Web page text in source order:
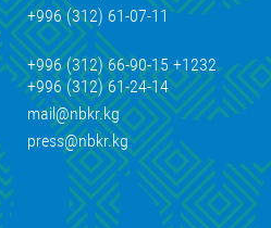
+996 (312) 61-07-11
+996 (312) 66-90-15 +1232
+996 (312) 61-24-14
mail@nbkr.kg
press@nbkr.kg